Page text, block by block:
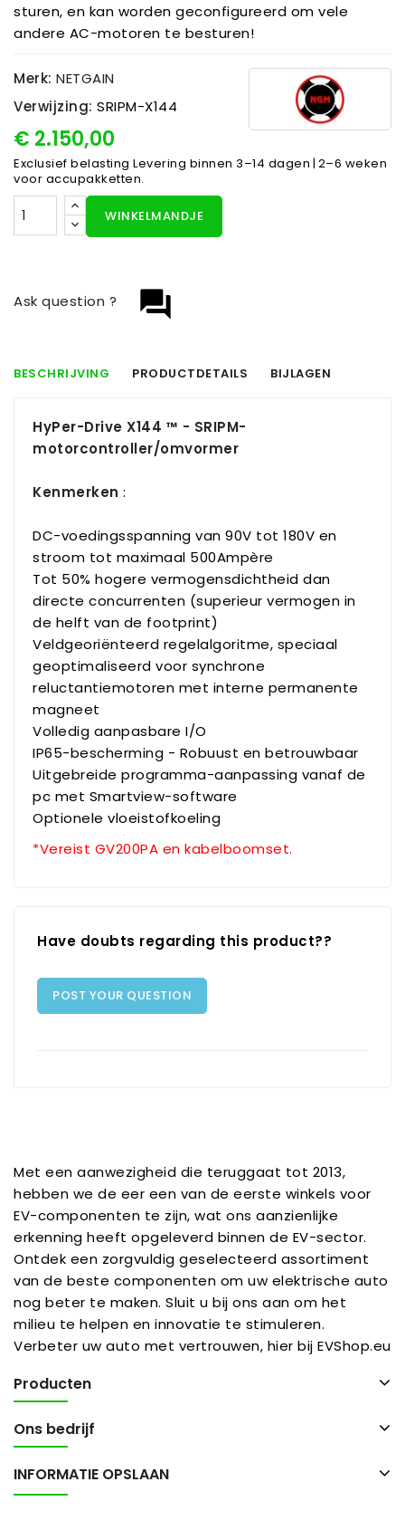
sturen, en kan worden geconfigureerd om vele
andere AC-motoren te besturen!
Merk: NETGAIN
Verwijzing: SRIPM-X144
€ 2.150,00
Exclusief belasting Levering binnen 3–14 dagen | 2–6 weken
voor accupakketten.
WINKELMANDJE
question_answer
Ask question ?
BESCHRIJVING PRODUCTDETAILS BIJLAGEN
HyPer-Drive X144 ™ - SRIPM-
motorcontroller/omvormer
Kenmerken :
DC-voedingsspanning van 90V tot 180V en
stroom tot maximaal 500Ampère
Tot 50% hogere vermogensdichtheid dan
directe concurrenten (superieur vermogen in
de helft van de footprint)
Veldgeoriënteerd regelalgoritme, speciaal
geoptimaliseerd voor synchrone
reluctantiemotoren met interne permanente
magneet
Volledig aanpasbare I/O
IP65-bescherming - Robuust en betrouwbaar
Uitgebreide programma-aanpassing vanaf de
pc met Smartview-software
Optionele vloeistofkoeling
*Vereist GV200PA en kabelboomset.
Have doubts regarding this product??
POST YOUR QUESTION
Met een aanwezigheid die teruggaat tot 2013,
hebben we de eer een van de eerste winkels voor
EV-componenten te zijn, wat ons aanzienlijke
erkenning heeft opgeleverd binnen de EV-sector.
Ontdek een zorgvuldig geselecteerd assortiment
van de beste componenten om uw elektrische auto
nog beter te maken. Sluit u bij ons aan om het
milieu te helpen en innovatie te stimuleren.
Verbeter uw auto met vertrouwen, hier bij EVShop.eu
Producten
Ons bedrijf
INFORMATIE OPSLAAN